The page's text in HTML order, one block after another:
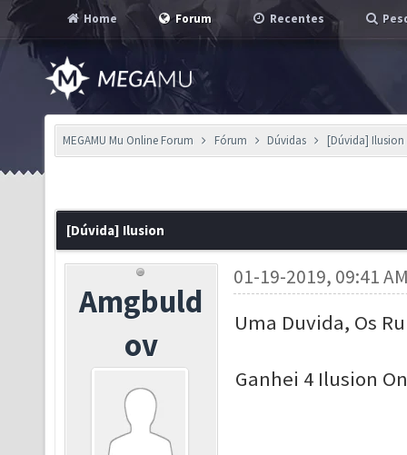
Home Forum Recentes
MEGAMU Mu Online Forum Fórum Dúvidas [Dúvida] Ilusion
[Dúvida] Ilusion
Amgbuld
ov
01-19-2019, 09:41
Uma Duvida, Os
Ganhei 4 Ilusion